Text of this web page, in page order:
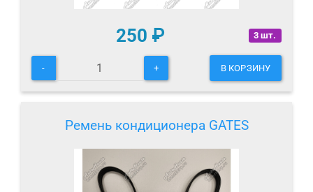
3 шт.
250 ₽
- + В КОРЗИНУ
Ремень кондиционера GATES